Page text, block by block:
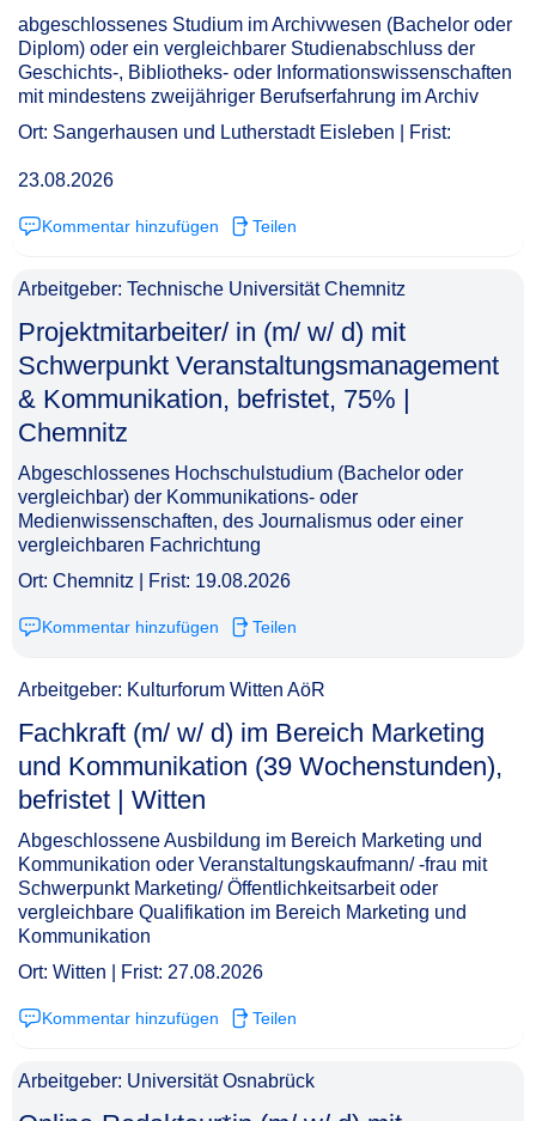
abgeschlossenes Studium im Archivwesen (Bachelor oder
Diplom) oder ein vergleichbarer Studienabschluss der
Geschichts-, Bibliotheks- oder Informationswissenschaften
mit mindestens zweijähriger Berufserfahrung im Archiv
Ort: Sangerhausen und Lutherstadt Eisleben | Frist:
23.08.2026
Kommentar hinzufügen Teilen
Arbeitgeber: Technische Universität Chemnitz
Projektmitarbeiter/ in (m/ w/ d) mit
Schwerpunkt Veranstaltungsmanagement
& Kommunikation, befristet, 75% |
Chemnitz​‌‌‌‌​‌​‌‌‌‌‌​​‌‌​​
Abgeschlossenes Hochschulstudium (Bachelor oder
vergleichbar) der Kommunikations- oder
Medienwissenschaften, des Journalismus oder einer
vergleichbaren Fachrichtung
Ort: Chemnitz | Frist: 19.08.2026
Kommentar hinzufügen Teilen
Arbeitgeber: Kulturforum Witten AöR
Fachkraft (m/ w/ d) im Bereich Marketing
und Kommunikation (39 Wochenstunden),
befristet | Witten​‌‌‌‌​‌​‌‌‌‌‌​​‌​‌‌
Abgeschlossene Ausbildung im Bereich Marketing und
Kommunikation oder Veranstaltungskaufmann/ -frau mit
Schwerpunkt Marketing/ Öffentlichkeitsarbeit oder
vergleichbare Qualifikation im Bereich Marketing und
Kommunikation
Ort: Witten | Frist: 27.08.2026
Kommentar hinzufügen Teilen
Arbeitgeber: Universität Osnabrück